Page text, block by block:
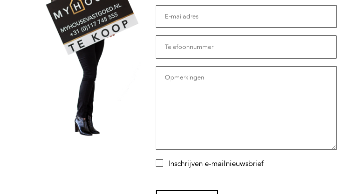
Inschrijven e-mailnieuwsbrief